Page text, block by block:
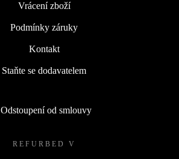
Vrácení zboží
Podmínky záruky
Kontakt
Staňte se dodavatelem
Odstoupení od smlouvy
REFURBED V